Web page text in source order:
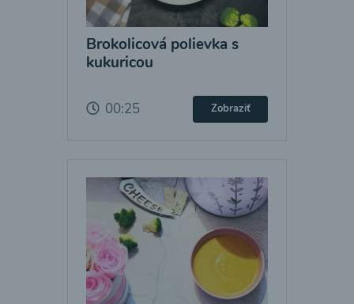
Brokolicová polievka s
kukuricou
00:25 Zobraziť